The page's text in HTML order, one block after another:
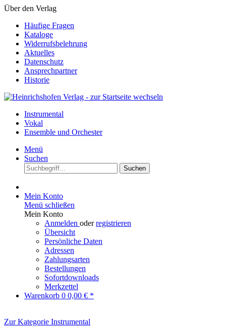
Über den Verlag
Häufige Fragen
Kataloge
Widerrufsbelehrung
Aktuelles
Datenschutz
Ansprechpartner
Historie
Instrumental
Vokal
Ensemble und Orchester
Menü
Suchen
Suchen
Mein Konto
Menü schließen
Mein Konto
Anmelden oderregistrieren
Übersicht
Persönliche Daten
Adressen
Zahlungsarten
Bestellungen
Sofortdownloads
Merkzettel
Warenkorb 0 0,00 € *
Zur Kategorie Instrumental